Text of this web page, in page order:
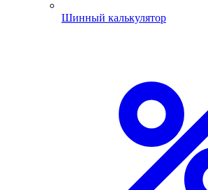
Шинный калькулятор